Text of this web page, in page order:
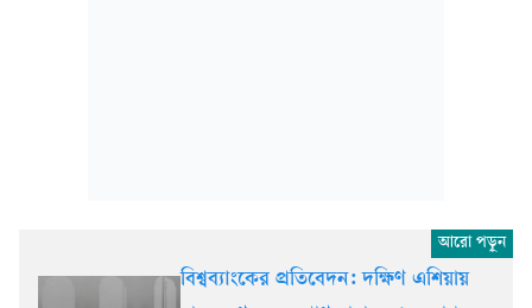
বিশ্বব্যাংকের প্রতিবেদন: দক্ষিণ এশিয়ায়